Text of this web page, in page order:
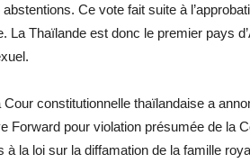
Ce vote fait suite à
La Thaïlande est donc le premier pays
constitutionnelle thaïlandaise a
Forward pour violation présumée de la
à la loi sur la diffamation de la famille